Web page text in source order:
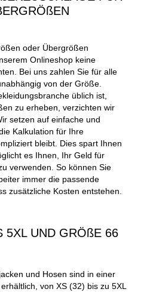
oder Übergrößen
Onlineshop keine
Bei uns zahlen Sie für alle
von der Größe.
üblich ist,
zu erheben, verzichten wir
setzen auf einfache und
Kalkulation für Ihre
bleibt. Dies spart Ihnen
es Ihnen, Ihr Geld für
verwenden. So können Sie
immer die passende
zusätzliche Kosten entstehen.
5XL UND GRÖßE 66
und Hosen sind in einer
von XS (32) bis zu 5XL